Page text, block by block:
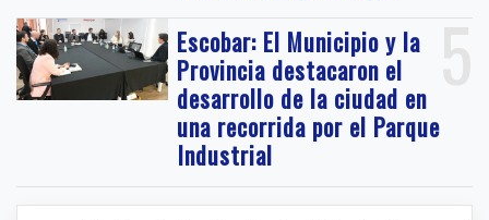
5
Escobar: El Municipio y la
Provincia destacaron el
desarrollo de la ciudad en
una recorrida por el Parque
Industrial